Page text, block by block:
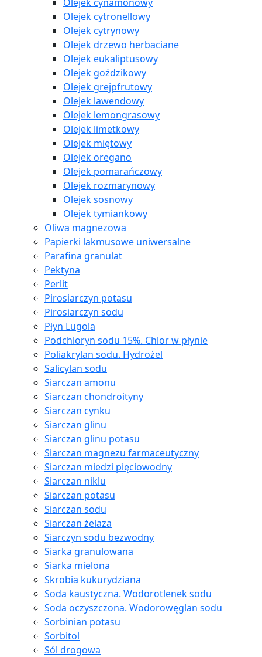
Olejek cytronellowy
Olejek cytrynowy
Olejek drzewo herbaciane
Olejek eukaliptusowy
Olejek goździkowy
Olejek grejpfrutowy
Olejek lawendowy
Olejek lemongrasowy
Olejek limetkowy
Olejek miętowy
Olejek oregano
Olejek pomarańczowy
Olejek rozmarynowy
Olejek sosnowy
Olejek tymiankowy
Oliwa magnezowa
Papierki lakmusowe uniwersalne
Parafina granulat
Pektyna
Perlit
Pirosiarczyn potasu
Pirosiarczyn sodu
Płyn Lugola
Podchloryn sodu 15%. Chlor w płynie
Poliakrylan sodu. Hydrożel
Salicylan sodu
Siarczan amonu
Siarczan chondroityny
Siarczan cynku
Siarczan glinu
Siarczan glinu potasu
Siarczan magnezu farmaceutyczny
Siarczan miedzi pięciowodny
Siarczan niklu
Siarczan potasu
Siarczan sodu
Siarczan żelaza
Siarczyn sodu bezwodny
Siarka granulowana
Siarka mielona
Skrobia kukurydziana
Soda kaustyczna. Wodorotlenek sodu
Soda oczyszczona. Wodorowęglan sodu
Sorbinian potasu
Sorbitol
Sól drogowa